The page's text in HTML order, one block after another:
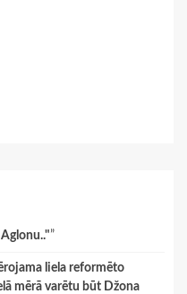
”
liela reformēto
mērā varētu būt Džona